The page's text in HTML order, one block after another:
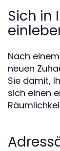
Sich in
Nach
neuen
Sie damit,
sich einen